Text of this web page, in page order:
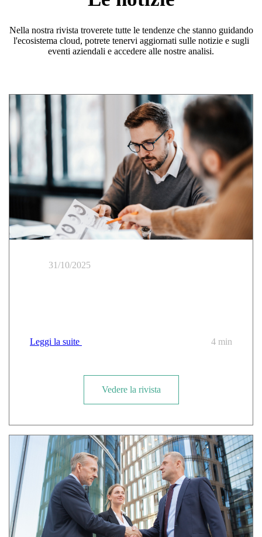
Nella nostra rivista troverete tutte le tendenze che stanno guidando
l'ecosistema cloud, potrete tenervi aggiornati sulle notizie e sugli
eventi aziendali e accedere alle nostre analisi.
31/10/2025
Leggi la suite 4 min
Vedere la rivista